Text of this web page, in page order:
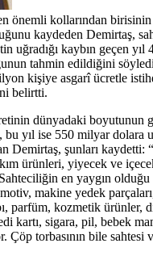
en önemli kollarından
kaydeden Demirtaş,
uğradığı kaybın geçen
tahmin edildiğini
kişiye asgarî ücretle
belirtti.
dünyadaki boyutunun
yıl ise 550 milyar dolara
Demirtaş, şunları kaydetti:
ürünleri, yiyecek ve
en yaygın olduğu
makine yedek
parfüm, kozmetik ürünler,
kartı, sigara, pil, bebek
Çöp torbasının bile sahtesi